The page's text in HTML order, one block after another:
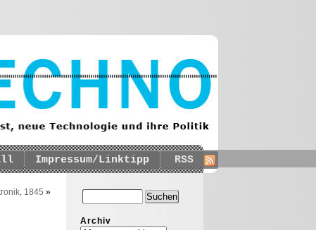
Impressum/Linktipp RSS
1845 »
Archiv